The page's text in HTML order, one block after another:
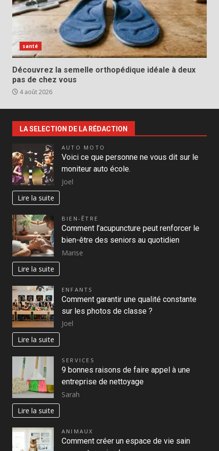
santé
Découvrez la semelle orthopédique idéale à deux
pas de chez vous
4 août 2026
LA SELECTION DE LA RÉDACTION
AUTO MOTO
Voici ce que personne ne vous dit sur le
moniteur auto école.
Joel
Lire la suite
BIEN-ÊTRE
Comment l’acupuncture peut renforcer le
bien-être des seniors au quotidien
Marise
Lire la suite
ENFANTS
Comment garantir une qualité constante
sur les photos de classe ?
Joel
Lire la suite
SERVICES
9 bonnes raisons de faire appel à une
entreprise de nettoyage
Sarah
Lire la suite
ANIMAUX
Comment créer un espace de vie sain